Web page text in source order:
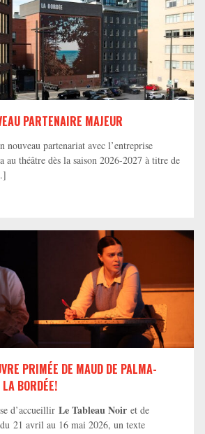
PARTENAIRE MAJEUR
nouveau partenariat avec l’entreprise
au théâtre dès la saison 2026-2027 à titre de
PRIMÉE DE MAUD DE PALMA-
BORDÉE!
d’accueillir Le Tableau Noir et de
21 avril au 16 mai 2026, un texte